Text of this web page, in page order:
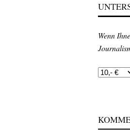
Wenn